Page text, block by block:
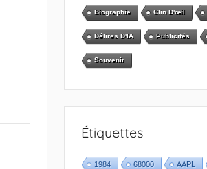
Biographie Clin D'œil
Délires D'IA Publicités
Souvenir
Étiquettes
1984 68000 AAPL